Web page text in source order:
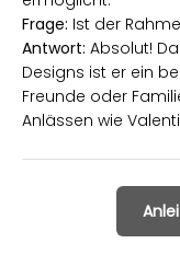
Frage: Ist der
Antwort: Absolut!
Designs ist er ein
Freunde oder
Anlässen wie